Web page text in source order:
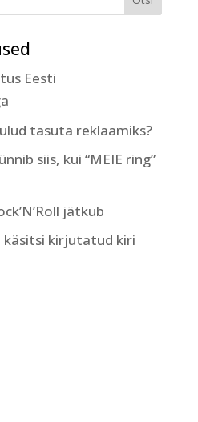
Eesti
tasuta reklaamiks?
siis, kui “MEIE ring”
jätkub
käsitsi kirjutatud kiri